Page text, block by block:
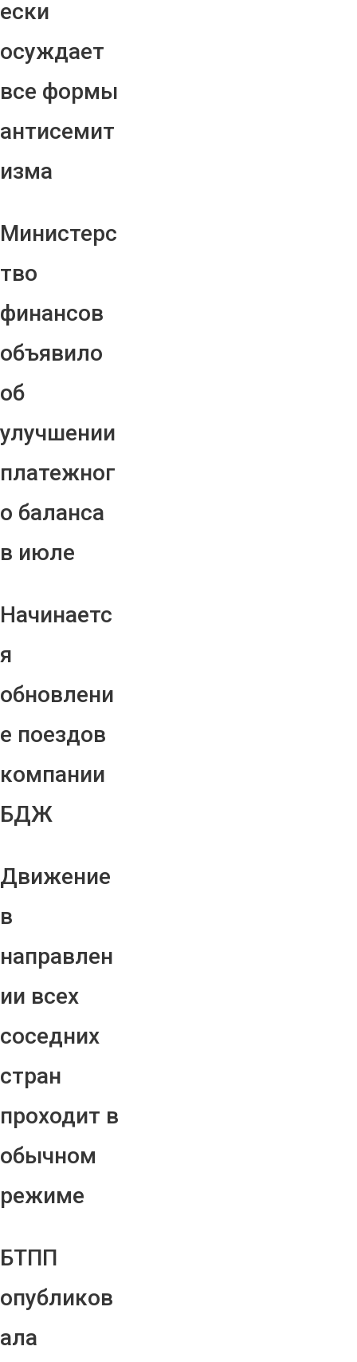
ески
осуждает
все формы
антисемит
изма
Министерс
тво
финансов
объявило
об
улучшении
платежног
о баланса
в июле
Начинаетс
я
обновлени
е поездов
компании
БДЖ
Движение
в
направлен
ии всех
соседних
стран
проходит в
обычном
режиме
БТПП
опубликов
ала